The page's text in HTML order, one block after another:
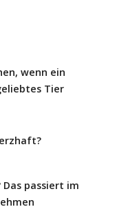
wenn ein
Tier
passiert im